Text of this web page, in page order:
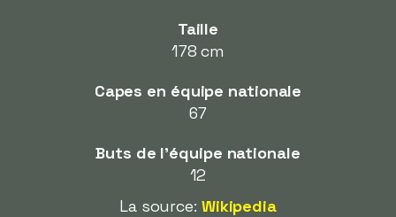
Taille
178 cm
Capes en équipe nationale
67
Buts de l'équipe nationale
12
La source: Wikipedia